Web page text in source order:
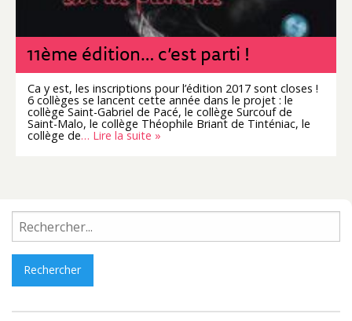
11ème édition… c’est parti !
Ca y est, les inscriptions pour l’édition 2017 sont closes !
6 collèges se lancent cette année dans le projet : le
collège Saint-Gabriel de Pacé, le collège Surcouf de
Saint-Malo, le collège Théophile Briant de Tinténiac, le
collège de… Lire la suite »
Rechercher :